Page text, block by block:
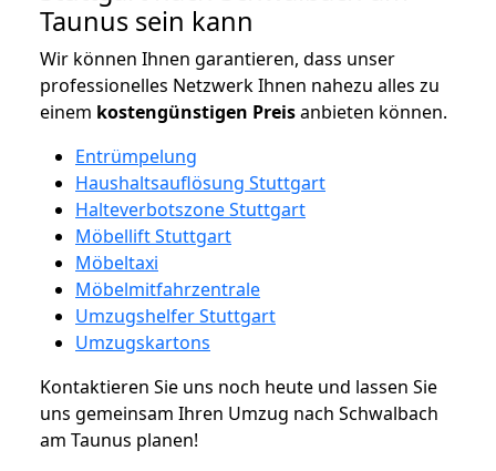
Taunus sein kann
Wir können Ihnen garantieren, dass unser
professionelles Netzwerk Ihnen nahezu alles zu
einem kostengünstigen Preisanbieten können.
Entrümpelung
Haushaltsauflösung Stuttgart
Halteverbotszone Stuttgart
Möbellift Stuttgart
Möbeltaxi
Möbelmitfahrzentrale
Umzugshelfer Stuttgart
Umzugskartons
Kontaktieren Sie uns noch heute und lassen Sie
uns gemeinsam Ihren Umzug nach Schwalbach
am Taunus planen!